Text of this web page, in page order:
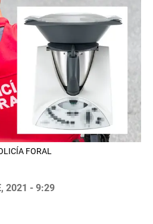
FORAL
2021 - 9:29